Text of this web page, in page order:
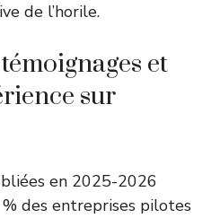
de l’horile.
et
sur
en 2025-2026
des entreprises pilotes